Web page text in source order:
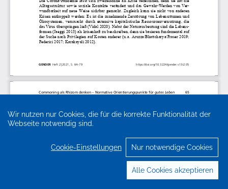
Wir nutzen nur Cookies, die für die korrekte Funktionalität der
Webseite notwendig sind.
Cookie-Einstellungen Nur notwendige Cookies
Alle Cookies akzeptieren